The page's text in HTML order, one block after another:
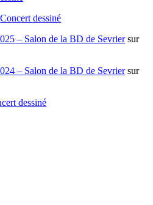
Concert dessiné
– Salon de la BD de Sevriersur
– Salon de la BD de Sevriersur
dessiné